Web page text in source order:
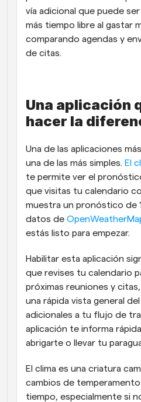
vía adicional que puede
más tiempo libre al gastar
comparando agendas y
de citas.
Una aplicación
hacer la
Una de las aplicaciones
una de las más simples. El
te permite ver el
que visitas tu calendario
muestra un pronóstico de
datos de
estás listo para empezar.
Habilitar esta aplicación
que revises tu calendario
próximas reuniones y
una rápida vista general
adicionales a tu flujo de
aplicación te informa
abrigarte o llevar tu
El clima es una criatura
cambios de
tiempo, especialmente si